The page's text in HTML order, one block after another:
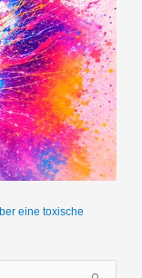
eine toxische